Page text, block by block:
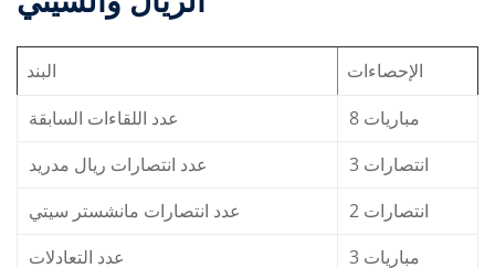
البند
الإحصاءات
عدد اللقاءات السابقة
8 مباريات
عدد انتصارات ريال مدريد
3 انتصارات
عدد انتصارات مانشستر سيتي
2 انتصارات
عدد التعادلات
3 مباريات